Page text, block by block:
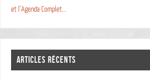
et l’Agenda Complet…
ARTICLES RÉCENTS